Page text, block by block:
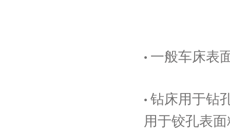
· 一般车床表
· 钻床用于钻
用于铰孔表